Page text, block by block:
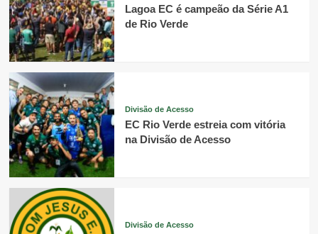
Lagoa EC é campeão da Série A1
de Rio Verde
Divisão de Acesso
EC Rio Verde estreia com vitória
na Divisão de Acesso
Divisão de Acesso